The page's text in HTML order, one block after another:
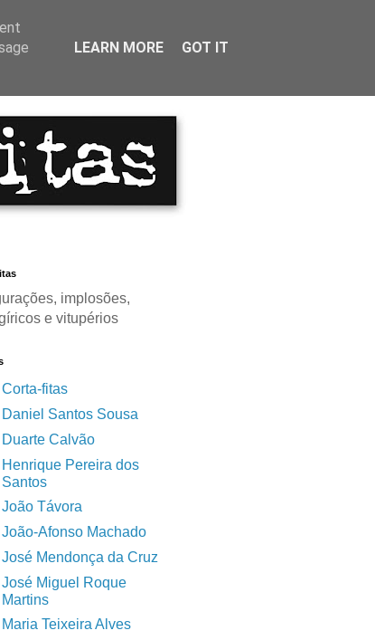
implosões,
e vitupérios
Corta-fitas
Daniel Santos Sousa
Duarte Calvão
Henrique Pereira dos
Santos
João Távora
João-Afonso Machado
José Mendonça da Cruz
José Miguel Roque
Martins
Maria Teixeira Alves
LEARN MORE GOT IT